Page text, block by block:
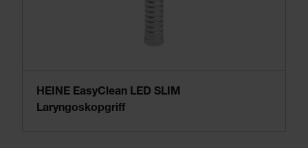
HEINE EasyClean LED SLIM
Laryngoskopgriff